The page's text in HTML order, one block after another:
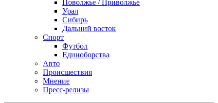
Поволжье / Приволжье
Урал
Сибирь
Дальний восток
Спорт
Футбол
Единоборства
Авто
Происшествия
Мнение
Пресс-релизы